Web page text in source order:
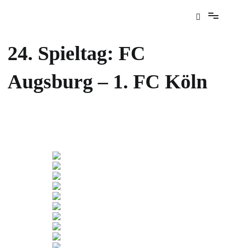
24. Spieltag: FC
Augsburg – 1. FC Köln